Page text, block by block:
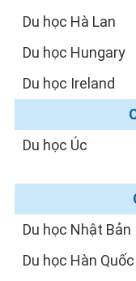
Du học Hà Lan
Du học Hungary
Du học Ireland
Du học Úc
Du học Nhật Bản
Du học Hàn Quốc